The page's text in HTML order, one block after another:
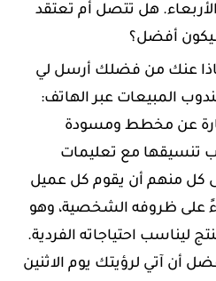
هل تتصل أم تعتقد
أفضل؟
عنك من فضلك أرسل لي
المبيعات عبر الهاتف:
عن مخطط ومسودة
تنسيقها مع تعليمات
كل منهم أن يقوم كل عميل
على ظروفه الشخصية، وهو
ليناسب احتياجاته الفردية.
أن آتي لرؤيتك يوم الاثنين